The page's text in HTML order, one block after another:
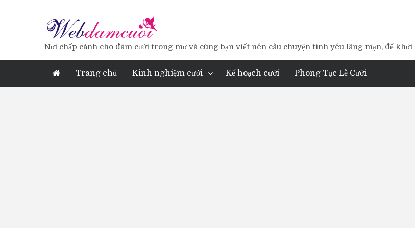
Nơi chấp cánh cho đám cưới trong mơ và cùng bạn viết nên câu chuyện tình yêu lãng mạn, để
Trang chủ Kinh nghiệm cưới Kế hoạch cưới Phong Tục Lễ Cưới